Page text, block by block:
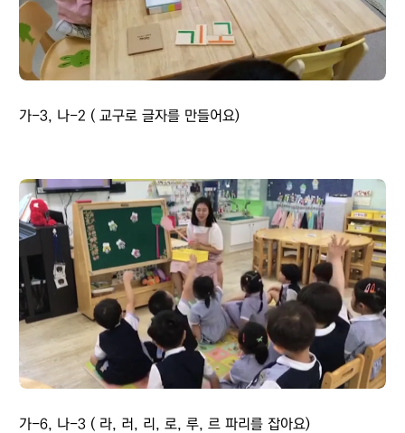
가-3, 나-2 ( 교구로 글자를 만들어요)
가-6, 나-3 ( 라, 러, 리, 로, 루, 르 파리를 잡아요)